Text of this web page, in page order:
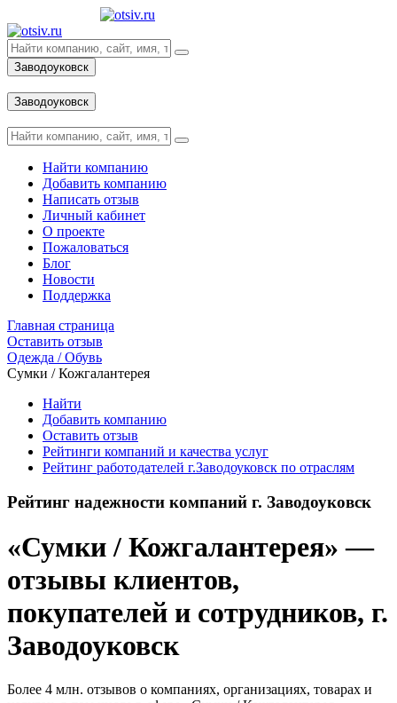
Заводоуковск
Заводоуковск
Найти компанию
Добавить компанию
Написать отзыв
Личный кабинет
О проекте
Пожаловаться
Блог
Новости
Поддержка
Главная страница
Оставить отзыв
Одежда / Обувь
Сумки / Кожгалантерея
Найти
Добавить компанию
Оставить отзыв
Рейтинги компаний и качества услуг
Рейтинг работодателей г.Заводоуковск по отраслям
Рейтинг надежности компаний г. Заводоуковск
«Сумки / Кожгалантерея» —
отзывы клиентов,
покупателей и сотрудников, г.
Заводоуковск
Более 4 млн. отзывов о компаниях, организациях, товарах и